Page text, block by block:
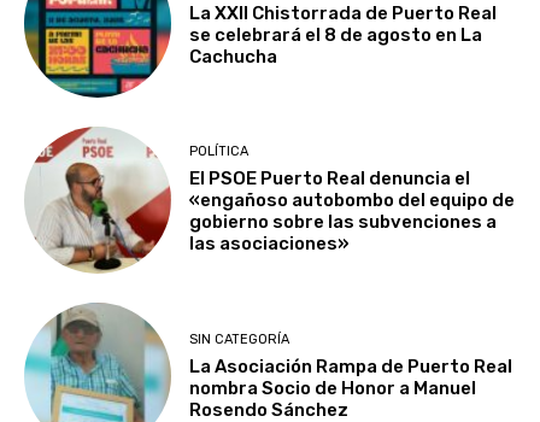
La XXII Chistorrada de Puerto Real
se celebrará el 8 de agosto en La
Cachucha
POLÍTICA
El PSOE Puerto Real denuncia el
«engañoso autobombo del equipo de
gobierno sobre las subvenciones a
las asociaciones»
SIN CATEGORÍA
La Asociación Rampa de Puerto Real
nombra Socio de Honor a Manuel
Rosendo Sánchez